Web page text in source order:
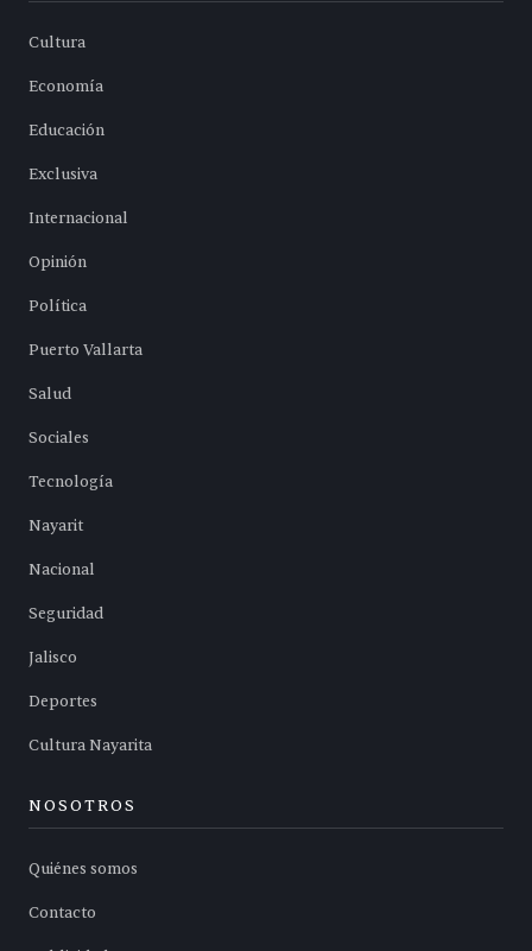
Cultura
Economía
Educación
Exclusiva
Internacional
Opinión
Política
Puerto Vallarta
Salud
Sociales
Tecnología
Nayarit
Nacional
Seguridad
Jalisco
Deportes
Cultura Nayarita
NOSOTROS
Quiénes somos
Contacto